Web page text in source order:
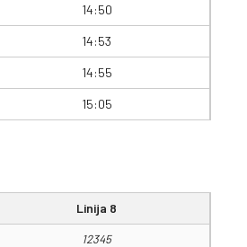
14:50
14:53
14:55
15:05
Linija 8
12345